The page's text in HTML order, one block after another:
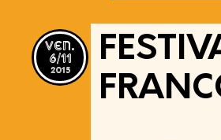
ven.
6/11
2015